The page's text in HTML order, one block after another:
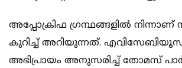
അപ്പോക്രിഫ ഗ്രന്ഥങ്ങളില്‍ നിന്നാണ്
കുറിച്ച് അറിയുന്നത്.
അഭിപ്രായം അനുസരിച്ച് തോമസ്